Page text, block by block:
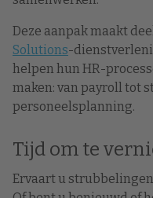
Deze aanpak maakt
Solutions-
helpen hun HR-
maken: van payroll tot
personeelsplanning.
Tijd om te
Ervaart u